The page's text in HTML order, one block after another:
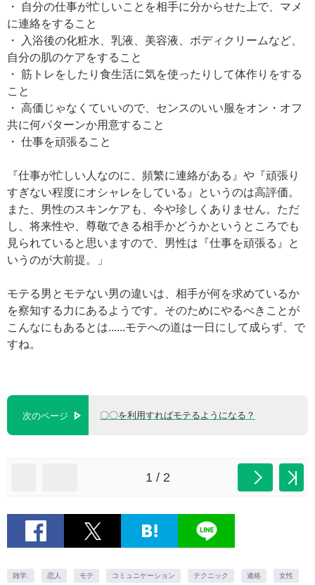
・ 自分の仕事が忙しいことを相手に分からせた上で、マメ
に連絡をすること
・ 入浴後の化粧水、乳液、美容液、ボディクリームなど、
自分の肌のケアをすること
・ 筋トレをしたり食生活に気を使ったりして体作りをする
こと
・ 高価じゃなくていいので、センスのいい服をオン・オフ
共に何パターンか用意すること
・ 仕事を頑張ること
『仕事が忙しい人なのに、頻繁に連絡がある』や『頑張り
すぎない程度にオシャレをしている』というのは高評価。
また、男性のスキンケアも、今や珍しくありません。ただ
し、将来性や、尊敬できる相手かどうかというところでも
見られていると思いますので、男性は『仕事を頑張る』と
いうのが大前提。」
モテる男とモテない男の違いは、相手が何を求めているか
を察知する力にあるようです。そのためにやるべきことが
こんなにもあるとは......モテへの道は一日にして成らず、で
すね。
次のページ 〇〇を利用すればモテるようになる？
1 / 2
雑学. 恋人 モテ コミュニケーション テクニック 連絡 女性